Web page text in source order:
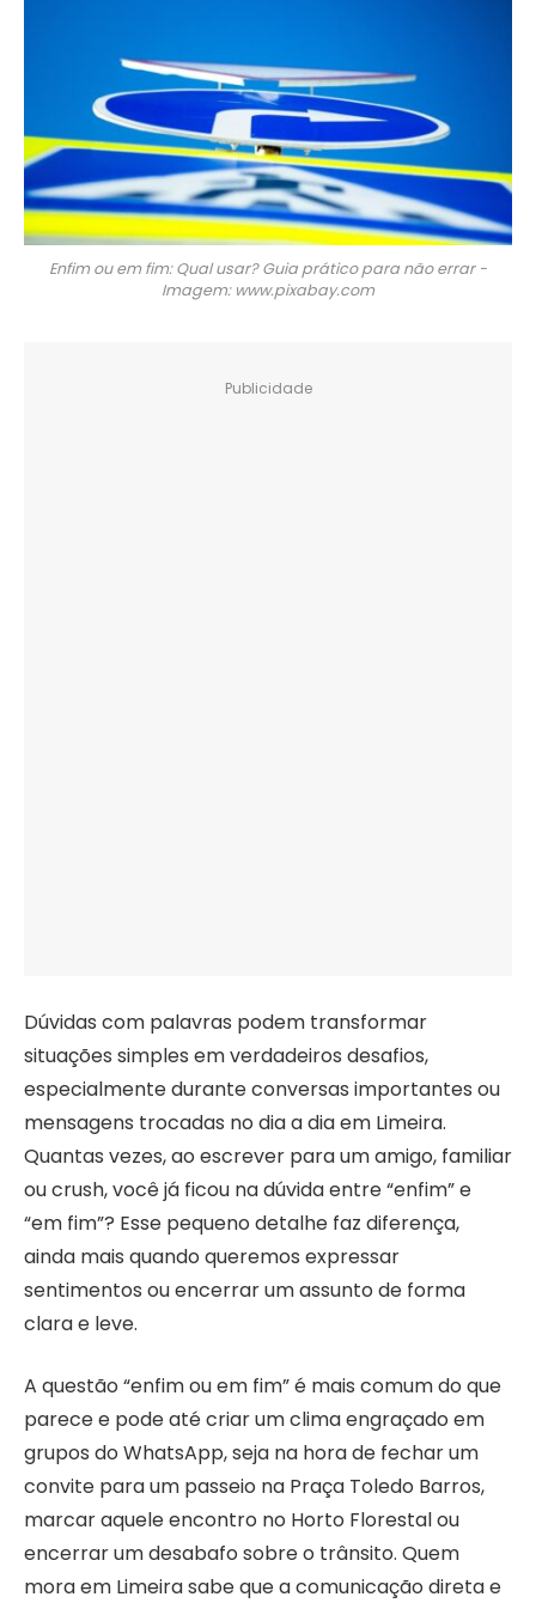
Enfim ou em fim: Qual usar? Guia prático para não errar -
Imagem: www.pixabay.com
Publicidade
Dúvidas com palavras podem transformar
situações simples em verdadeiros desafios,
especialmente durante conversas importantes ou
mensagens trocadas no dia a dia em Limeira.
Quantas vezes, ao escrever para um amigo, familiar
ou crush, você já ficou na dúvida entre “enfim” e
“em fim”? Esse pequeno detalhe faz diferença,
ainda mais quando queremos expressar
sentimentos ou encerrar um assunto de forma
clara e leve.
A questão “enfim ou em fim” é mais comum do que
parece e pode até criar um clima engraçado em
grupos do WhatsApp, seja na hora de fechar um
convite para um passeio na Praça Toledo Barros,
marcar aquele encontro no Horto Florestal ou
encerrar um desabafo sobre o trânsito. Quem
mora em Limeira sabe que a comunicação direta e